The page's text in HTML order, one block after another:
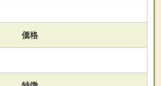
価格